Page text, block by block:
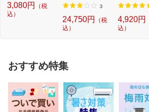
ト...
3,080円
（税
込）
3
24,750円
（税
込）
40...
4,920円
込）
おすすめ特集